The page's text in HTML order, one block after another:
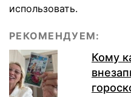
использовать.
РЕКОМЕНДУЕМ:
Кому